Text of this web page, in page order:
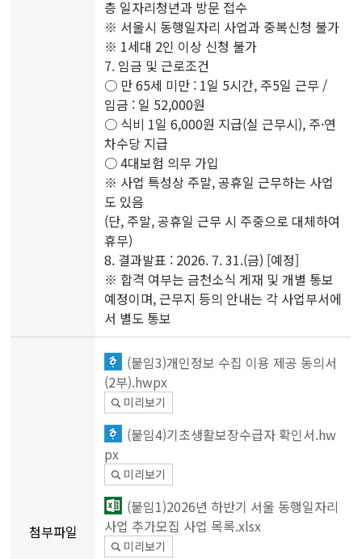
층 일자리청년과 방문 접수
※ 서울시 동행일자리 사업과 중복신청 불가
※ 1세대 2인 이상 신청 불가
7. 임금 및 근로조건
○ 만 65세 미만 : 1일 5시간, 주5일 근무 /
임금 : 일 52,000원
○ 식비 1일 6,000원 지급(실 근무시), 주·연
차수당 지급
○ 4대보험 의무 가입
※ 사업 특성상 주말, 공휴일 근무하는 사업
도 있음
(단, 주말, 공휴일 근무 시 주중으로 대체하여
휴무)
8. 결과발표 : 2026. 7. 31.(금) [예정]
※ 합격 여부는 금천소식 게재 및 개별 통보
예정이며, 근무지 등의 안내는 각 사업부서에
서 별도 통보
첨부파일
(붙임3)개인정보 수집 이용 제공 동의서
(2부).hwpx
미리보기
(붙임4)기초생활보장수급자 확인서.hw
px
미리보기
(붙임1)2026년 하반기 서울 동행일자리
사업 추가모집 사업 목록.xlsx
미리보기